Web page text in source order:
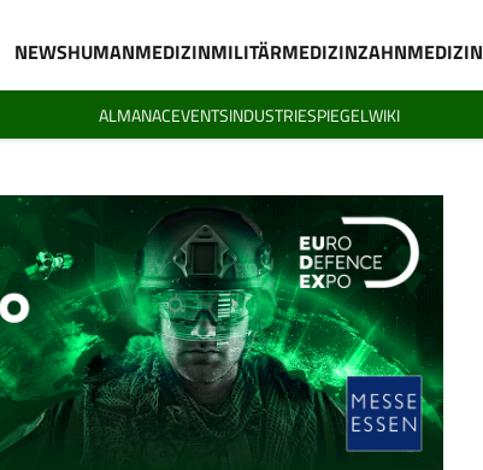
NEWSHUMANMEDIZINMILITÄRMEDIZINZAHNMEDIZIN
ALMANACEVENTSINDUSTRIESPIEGELWIKI